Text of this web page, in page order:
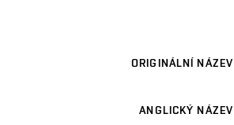
ORIGINÁLNÍ NÁZEV
ANGLICKÝ NÁZEV